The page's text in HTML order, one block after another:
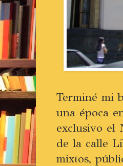
Terminé mi
una época
exclusivo el
de la calle
mixtos,